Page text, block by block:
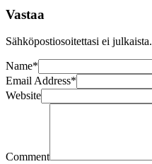
Vastaa
Sähköpostiosoitettasi ei julkaista.
Name*
Email Address*
Website
Comment